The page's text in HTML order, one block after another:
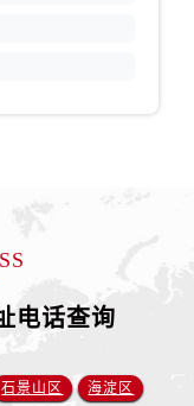
电话查询
石景山区 海淀区